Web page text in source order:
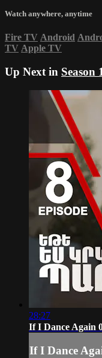
Watch anywhere, anytime
Fire TV Android
TV Apple TV
Up Next in Season 1
28:27
If I Dance
If I Dance